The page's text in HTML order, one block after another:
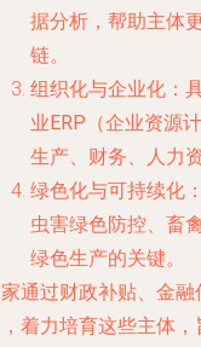
据分析，帮助主体
链。
组织化与企业化 ：
业ERP（企业资源
生产、财务、人力
绿色化与可持续化
虫害绿色防控、畜
绿色生产的关键。
通过财政补贴、金
着力培育这些主体